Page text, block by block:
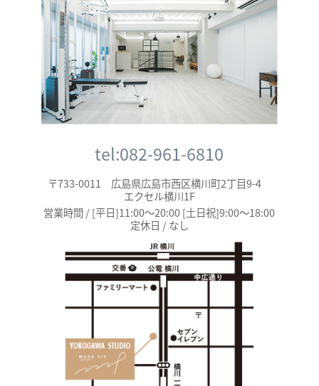
tel:082-961-6810
〒733-0011 広島県広島市西区横川町2丁目9-4
エクセル横川1F
営業時間 / [平日]11:00～20:00 [土日祝]9:00～18:00
定休日 / なし